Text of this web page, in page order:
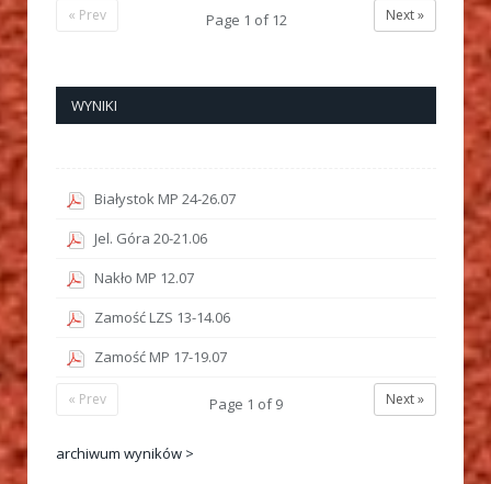
Next »
Page 1 of12
« Prev
WYNIKI
Białystok MP 24-26.07
Jel. Góra 20-21.06
Nakło MP 12.07
Zamość LZS 13-14.06
Zamość MP 17-19.07
Next »
Page 1 of9
« Prev
archiwum wyników >